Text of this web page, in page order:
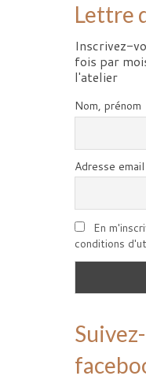
Lettre
Inscrivez-
fois par
l'atelier
Nom, prénom
Adresse email
En
conditions